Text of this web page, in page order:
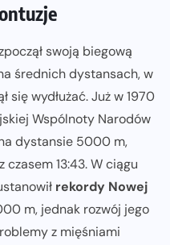
swoją biegową
średnich dystansach, w
się wydłużać. Już w 1970
Wspólnoty Narodów
dystansie 5000 m,
czasem 13:43. W ciągu
rekordy Nowej
m, jednak rozwój jego
z mięśniami